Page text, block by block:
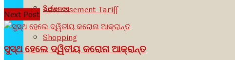
Advertisement Tariff
Science
Shopping
Next Post
ସୁସ୍ଥ ହେଲେ ଦ୍ୱିତୀୟ କରୋନା ଆକ୍ରାନ୍ତ